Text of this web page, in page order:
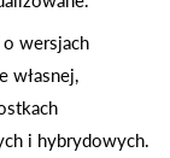
wersjach
własnej,
i hybrydowych.